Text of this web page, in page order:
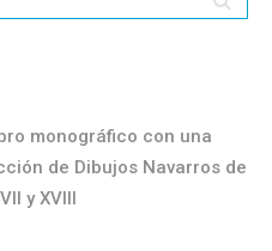
monográfico con una
de Dibujos Navarros de
y XVIII